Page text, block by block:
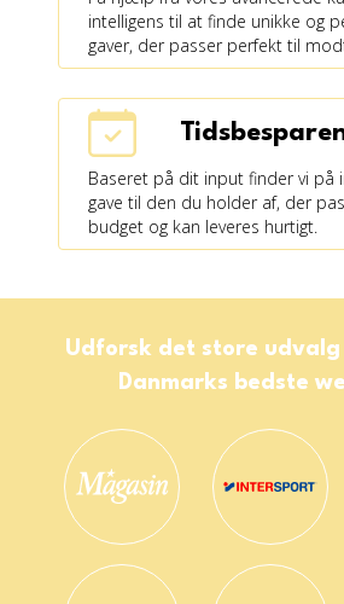
intelligens til at finde unikke og
gaver, der passer perfekt til
Baseret på dit input finder vi på
gave til den du holder af, der
budget og kan leveres hurtigt.
Udforsk det store
Danmarks bedste